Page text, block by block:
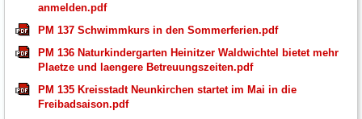
anmelden.pdf
PM 137 Schwimmkurs in den Sommerferien.pdf
PM 136 Naturkindergarten Heinitzer Waldwichtel bietet mehr
Plaetze und laengere Betreuungszeiten.pdf
PM 135 Kreisstadt Neunkirchen startet im Mai in die
Freibadsaison.pdf